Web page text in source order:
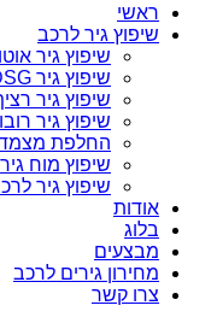
ראשי
שיפוץ גיר לרכב
שיפוץ גיר
שיפוץ גיר DSG כפול מצמדים
שיפוץ גיר
שיפוץ גיר
החלפת מצמד
שיפוץ מוח גיר
שיפוץ גיר
אודות
בלוג
מבצעים
מחירון גירים לרכב
צרו קשר